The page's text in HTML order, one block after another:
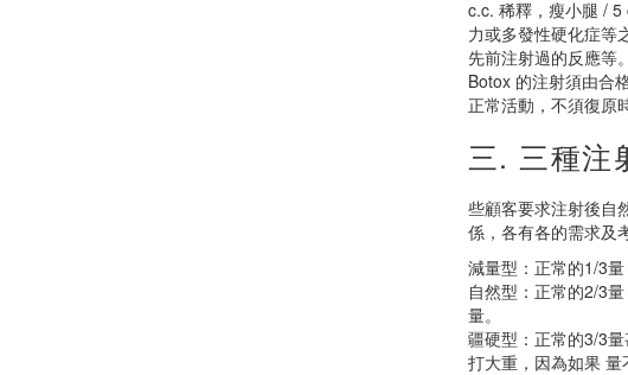
c.c. 稀釋，瘦小腿 /
力或多發性硬化症等
先前注射過的反應等。
Botox 的注射須由合
正常活動，不須復原
三. 三種注
些顧客要求注射後自
係，各有各的需求及
減量型：正常的1/3
自然型：正常的2/3
量。
疆硬型：正常的3/3
打大重，因為如果 量